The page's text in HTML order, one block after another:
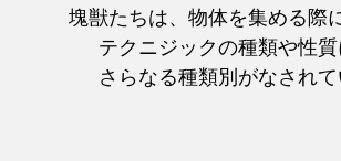
塊獣たちは、物体を集める際
テクニジックの種類や性質
さらなる種類別がなされて